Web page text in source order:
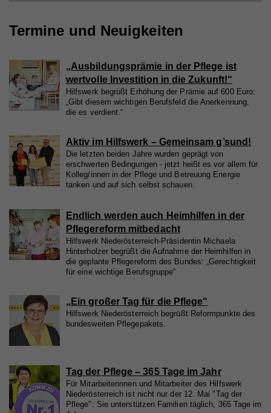
Termine und Neuigkeiten
„Ausbildungsprämie in der Pflege ist
wertvolle Investition in die Zukunft!“
Hilfswerk begrüßt Erhöhung der Prämie auf 600 Euro:
„Gibt diesem wichtigen Berufsfeld die Anerkennung,
die es verdient.“
Aktiv im Hilfswerk – Gemeinsam g’sund!
Die letzten beiden Jahre wurden geprägt von
erschwerten Bedingungen - jetzt heißt es vor allem für
Kolleg/innen in der Pflege und Betreuung Energie
tanken und auf sich selbst schauen.
Endlich werden auch Heimhilfen in der
Pflegereform mitbedacht
Hilfswerk Niederösterreich-Präsidentin Michaela
Hinterholzer begrüßt die Aufnahme der Heimhilfen in
die geplante Pflegereform des Bundes: „Gerechtigkeit
für eine wichtige Berufsgruppe“
„Ein großer Tag für die Pflege“
Hilfswerk Niederösterreich begrüßt Reformpunkte des
bundesweiten Pflegepakets.
Tag der Pflege – 365 Tage im Jahr
Für Mitarbeiterinnen und Mitarbeiter des Hilfswerk
Niederösterreich ist nicht nur der 12. Mai "Tag der
Pflege": Sie unterstützen Familien täglich, 365 Tage im